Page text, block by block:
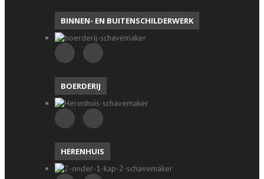
BINNEN- EN BUITENSCHILDERWERK
BOERDERIJ
HERENHUIS